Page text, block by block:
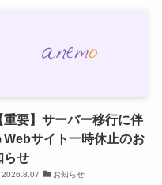
重要】サーバー移行に伴
Webサイト一時休止のお
らせ
2026.8.07 お知らせ